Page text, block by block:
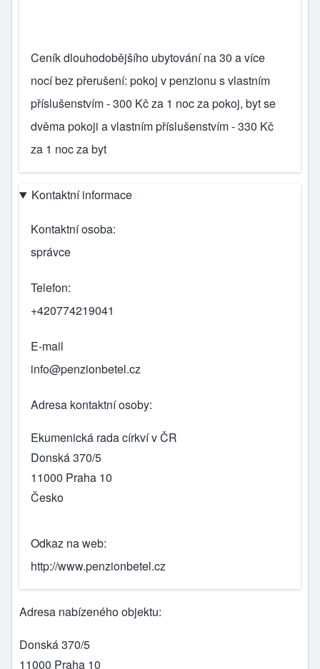
Ceník dlouhodobějšího ubytování na 30 a více
nocí bez přerušení: pokoj v penzionu s vlastním
příslušenstvím - 300 Kč za 1 noc za pokoj, byt se
dvěma pokoji a vlastním příslušenstvím - 330 Kč
za 1 noc za byt
Kontaktní informace
Kontaktní osoba
správce
Telefon
+420774219041
E-mail
info@penzionbetel.cz
Adresa kontaktní osoby
Ekumenická rada církví v ČR
Donská 370/5
11000 Praha 10
Česko
Odkaz na web
http://www.penzionbetel.cz
Adresa nabízeného objektu
Donská 370/5
11000 Praha 10